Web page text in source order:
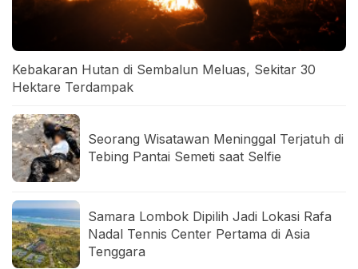
Kebakaran Hutan di Sembalun Meluas, Sekitar 30
Hektare Terdampak
Seorang Wisatawan Meninggal Terjatuh di
Tebing Pantai Semeti saat Selfie
Samara Lombok Dipilih Jadi Lokasi Rafa
Nadal Tennis Center Pertama di Asia
Tenggara